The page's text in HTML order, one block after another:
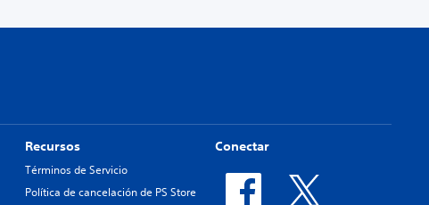
Recursos
Términos de Servicio
Política de cancelación de PS Store
Conectar